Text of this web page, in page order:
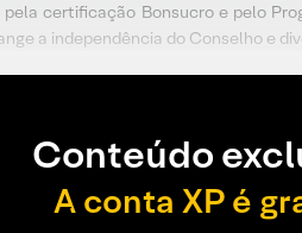
certificação Bonsucro e pelo
a independência do Conselho e
Conteúdo
A conta XP é